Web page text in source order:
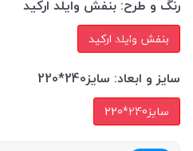
رنگ و طرح: بنفش وایلد ارکید
بنفش وایلد ارکید
سایز و ابعاد: سایز240*220
سایز240*220